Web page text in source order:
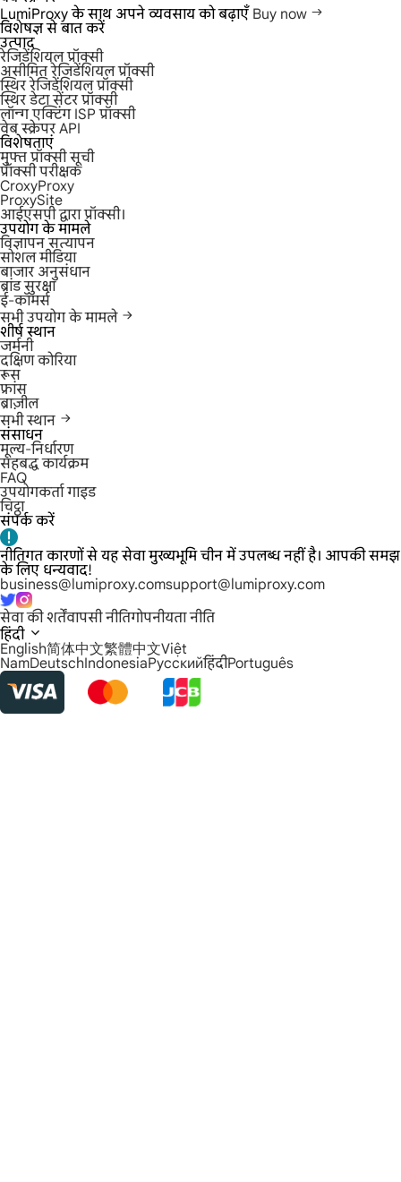
LumiProxy के साथ अपने व्यवसाय को बढ़ाएँ Buy now
विशेषज्ञ से बात करें
उत्पाद
रेजिडेंशियल प्रॉक्सी
असीमित रेजिडेंशियल प्रॉक्सी
स्थिर रेजिडेंशियल प्रॉक्सी
स्थिर डेटा सेंटर प्रॉक्सी
लॉन्ग एक्टिंग ISP प्रॉक्सी
वेब स्क्रेपर API
विशेषताएं
मुफ्त प्रॉक्सी सूची
प्रॉक्सी परीक्षक
CroxyProxy
ProxySite
आईएसपी द्वारा प्रॉक्सी।
उपयोग के मामले
विज्ञापन सत्यापन
सोशल मीडिया
बाजार अनुसंधान
ब्रांड सुरक्षा
ई-कॉमर्स
सभी उपयोग के मामले
शीर्ष स्थान
जर्मनी
दक्षिण कोरिया
रूस
फ्रांस
ब्राज़ील
सभी स्थान
संसाधन
मूल्य-निर्धारण
सहबद्ध कार्यक्रम
FAQ
उपयोगकर्ता गाइड
चिट्ठा
संपर्क करें
नीतिगत कारणों से यह सेवा मुख्यभूमि चीन में उपलब्ध नहीं है। आपकी समझ
के लिए धन्यवाद!
business@lumiproxy.comsupport@lumiproxy.com
सेवा की शर्तेंवापसी नीतिगोपनीयता नीति
हिंदी
English简体中文繁體中文Việt
NamDeutschIndonesiaРусскийहिंदीPortuguês